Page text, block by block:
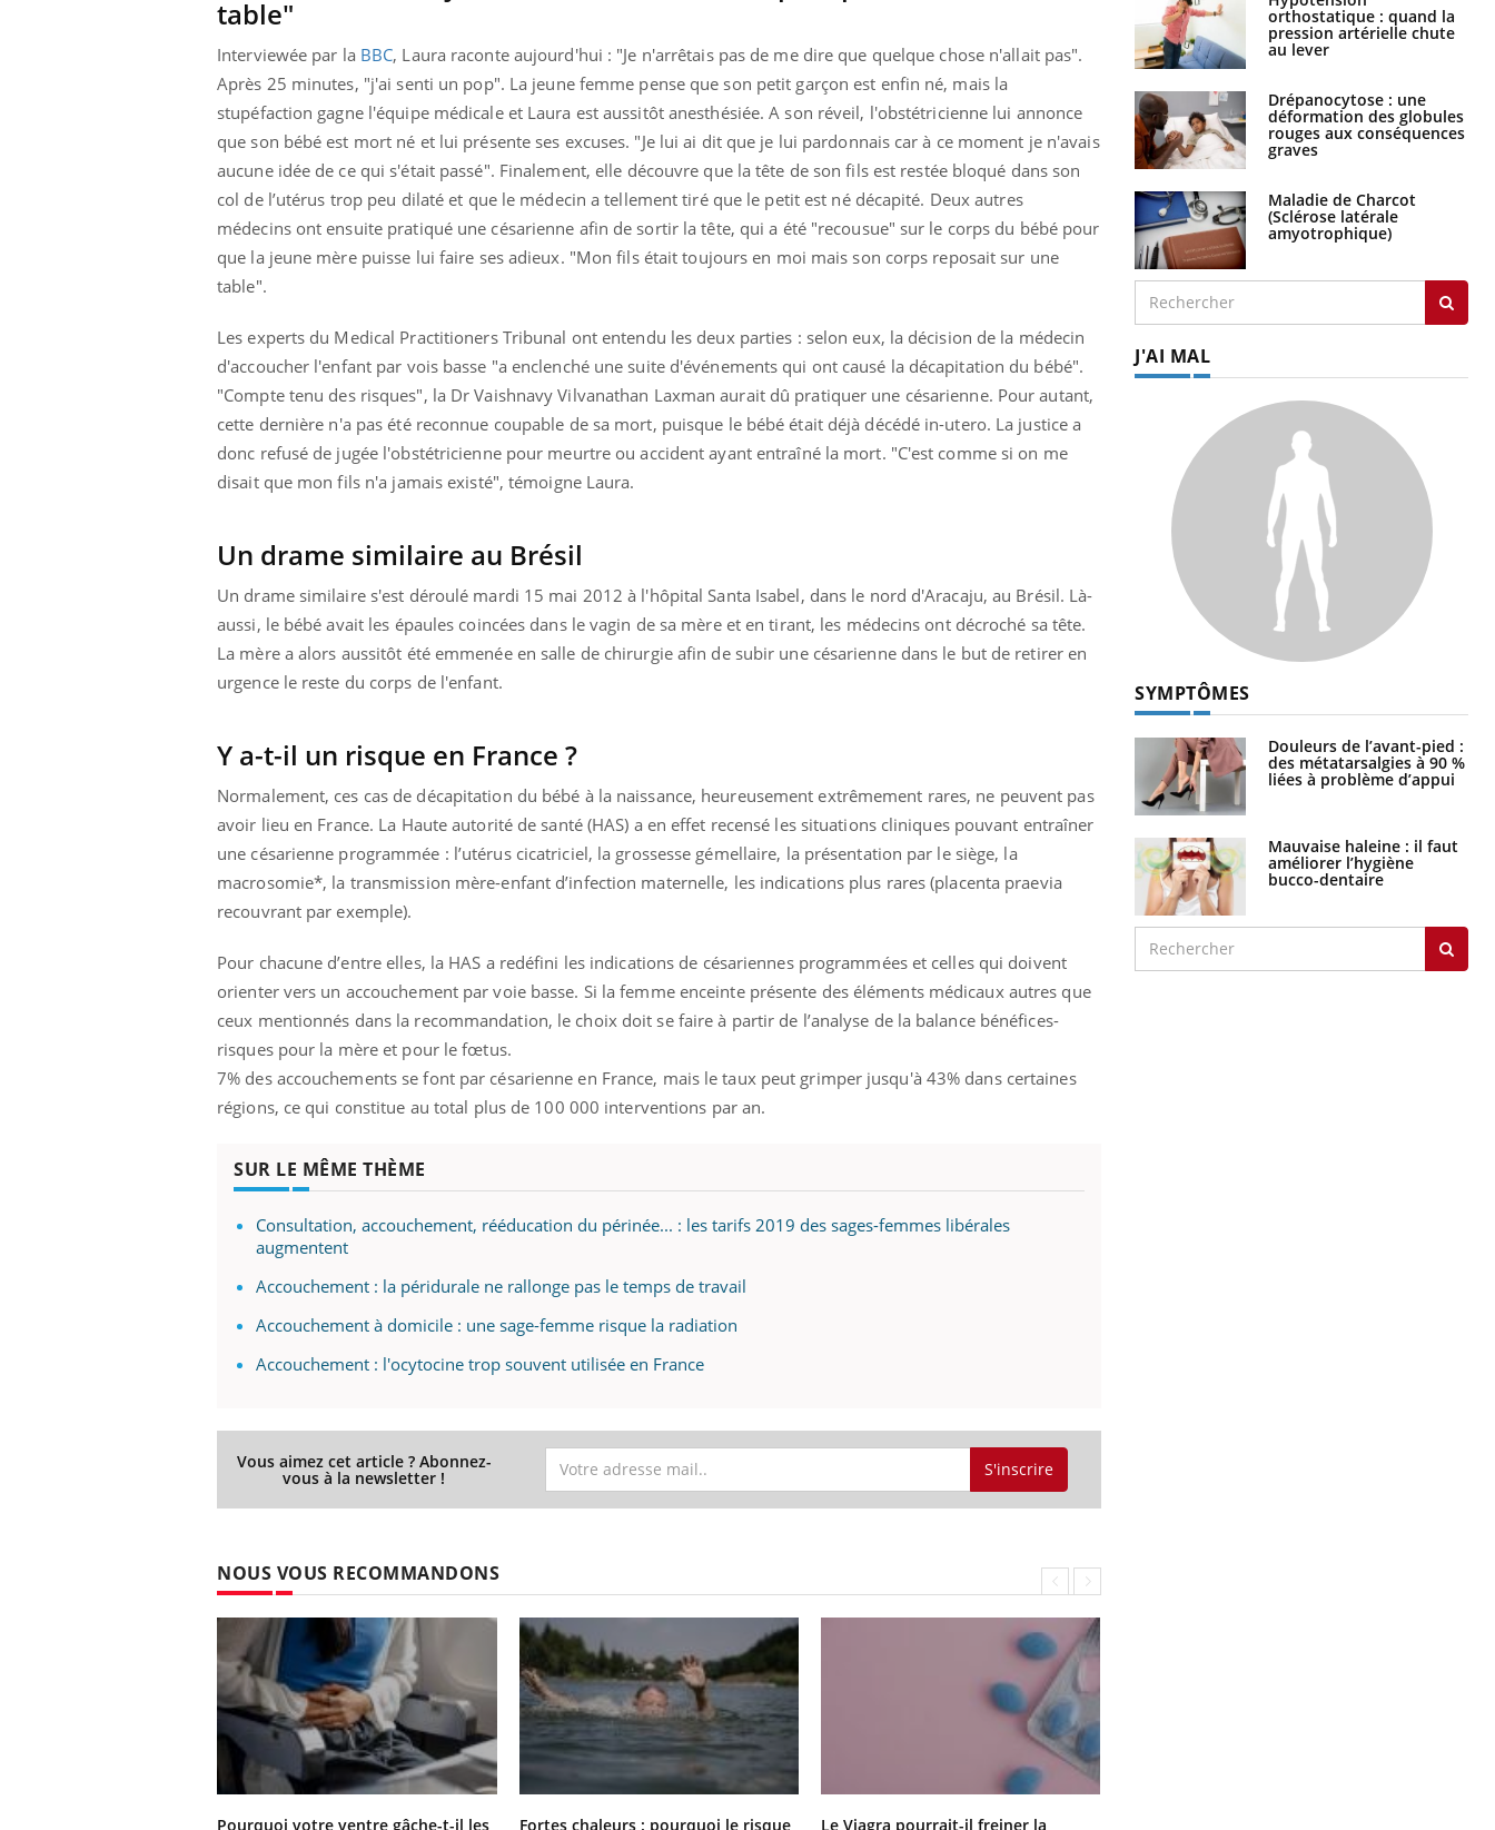
table"
Interviewée par la BBC, Laura raconte aujourd'hui : "Je n'arrêtais pas de me dire que quelque chose n'allait pas".
Après 25 minutes, "j'ai senti un pop". La jeune femme pense que son petit garçon est enfin né, mais la
stupéfaction gagne l'équipe médicale et Laura est aussitôt anesthésiée. A son réveil, l'obstétricienne lui annonce
que son bébé est mort né et lui présente ses excuses. "Je lui ai dit que je lui pardonnais car à ce moment je n'avais
aucune idée de ce qui s'était passé". Finalement, elle découvre que la tête de son fils est restée bloqué dans son
col de l’utérus trop peu dilaté et que le médecin a tellement tiré que le petit est né décapité. Deux autres
médecins ont ensuite pratiqué une césarienne afin de sortir la tête, qui a été "recousue" sur le corps du bébé pour
que la jeune mère puisse lui faire ses adieux. "Mon fils était toujours en moi mais son corps reposait sur une
table".
Les experts du Medical Practitioners Tribunal ont entendu les deux parties : selon eux, la décision de la médecin
d'accoucher l'enfant par vois basse "a enclenché une suite d'événements qui ont causé la décapitation du bébé".
"Compte tenu des risques", la Dr Vaishnavy Vilvanathan Laxman aurait dû pratiquer une césarienne. Pour autant,
cette dernière n'a pas été reconnue coupable de sa mort, puisque le bébé était déjà décédé in-utero. La justice a
donc refusé de jugée l'obstétricienne pour meurtre ou accident ayant entraîné la mort. "C'est comme si on me
disait que mon fils n'a jamais existé", témoigne Laura.
Un drame similaire au Brésil
Un drame similaire s'est déroulé mardi 15 mai 2012 à l'hôpital Santa Isabel, dans le nord d'Aracaju, au Brésil. Là-
aussi, le bébé avait les épaules coincées dans le vagin de sa mère et en tirant, les médecins ont décroché sa tête.
La mère a alors aussitôt été emmenée en salle de chirurgie afin de subir une césarienne dans le but de retirer en
urgence le reste du corps de l'enfant.
Y a-t-il un risque en France ?
Normalement, ces cas de décapitation du bébé à la naissance, heureusement extrêmement rares, ne peuvent pas
avoir lieu en France. La Haute autorité de santé (HAS) a en effet recensé les situations cliniques pouvant entraîner
une césarienne programmée : l’utérus cicatriciel, la grossesse gémellaire, la présentation par le siège, la
macrosomie*, la transmission mère-enfant d’infection maternelle, les indications plus rares (placenta praevia
recouvrant par exemple).
Pour chacune d’entre elles, la HAS a redéfini les indications de césariennes programmées et celles qui doivent
orienter vers un accouchement par voie basse. Si la femme enceinte présente des éléments médicaux autres que
ceux mentionnés dans la recommandation, le choix doit se faire à partir de l’analyse de la balance bénéfices-
risques pour la mère et pour le fœtus.
7% des accouchements se font par césarienne en France, mais le taux peut grimper jusqu'à 43% dans certaines
régions, ce qui constitue au total plus de 100 000 interventions par an.
SUR LE MÊME THÈME
Consultation, accouchement, rééducation du périnée... : les tarifs 2019 des sages-femmes libérales
augmentent
Accouchement : la péridurale ne rallonge pas le temps de travail
Accouchement à domicile : une sage-femme risque la radiation
Accouchement : l'ocytocine trop souvent utilisée en France
Vous aimez cet article ? Abonnez-
vous à la newsletter ! S'inscrire
NOUS VOUS RECOMMANDONS
Pourquoi votre ventre gâche-t-il les Fortes chaleurs : pourquoi le risque Le Viagra pourrait-il freiner la
orthostatique : quand la
pression artérielle chute
au lever
Drépanocytose : une
déformation des globules
rouges aux conséquences
graves
Maladie de Charcot
(Sclérose latérale
amyotrophique)
J'AI MAL
SYMPTÔMES
Douleurs de l’avant-pied :
des métatarsalgies à 90 %
liées à problème d’appui
Mauvaise haleine : il faut
améliorer l’hygiène
bucco-dentaire